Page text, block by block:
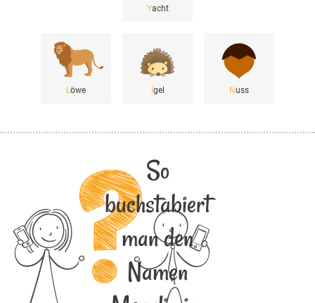
Yacht
Löwe gel Nuss
So
buchstabiert
man den
Namen